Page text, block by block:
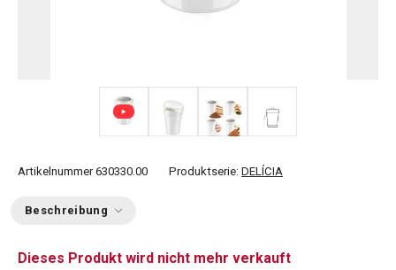
Artikelnummer 630330.00 Produktserie: DELÍCIA
Beschreibung
Dieses Produkt wird nicht mehr verkauft